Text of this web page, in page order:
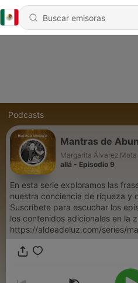
Podcasts
Mantras de
Margarita Álvarez Mota
allá - Episodio 9
En esta serie exploramos las
nuestra conciencia de riqueza y
Suscríbete para escuchar los episodios
los contenidos adicionales en la
https://aldeadeluz.com/series/